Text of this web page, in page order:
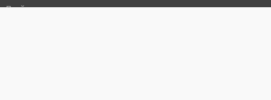
Прайс лист